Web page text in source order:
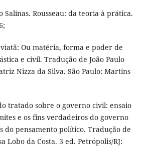
Salinas. Rousseau: da teoria à prática.
Ou matéria, forma e poder de
e civil. Tradução de João Paulo
Nizza da Silva. São Paulo: Martins
tratado sobre o governo civil: ensaio
e os fins verdadeiros do governo
do pensamento político. Tradução de
Lobo da Costa. 3 ed. Petrópolis/RJ: